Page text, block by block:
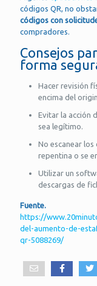
códigos QR, no
códigos con
compradores.
Consejos
forma
Hacer revisión
encima del
Evitar la acción
sea legítimo.
No escanear
repentina o se
Utilizar un
descargas de
Fuente.
https://
del-aumento-de-
qr-5088269/